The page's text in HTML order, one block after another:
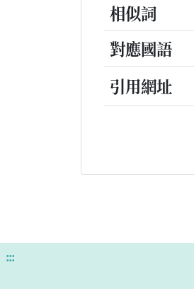
相似詞
對應國語
引用網址
:::